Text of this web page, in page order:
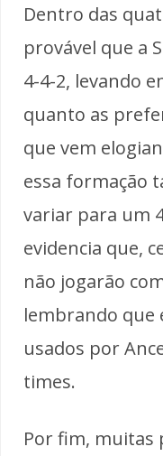
Dentro das
provável que a
4-4-2, levando
quanto as
que vem
essa formação
variar para um
evidencia que,
não jogarão
lembrando que
usados por
times.
Por fim, muitas